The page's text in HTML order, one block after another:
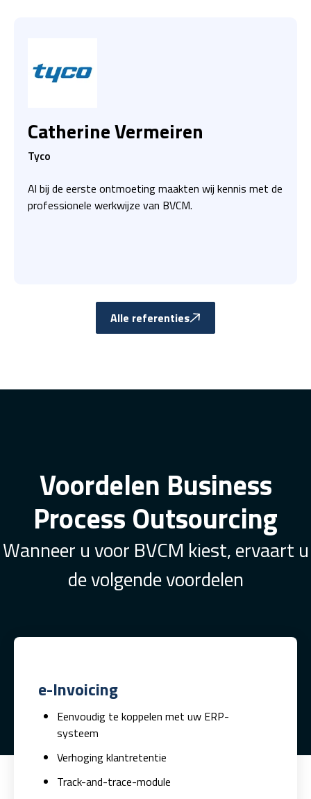
Catherine Vermeiren
Tyco
Al bij de eerste ontmoeting maakten wij kennis met de
professionele werkwijze van BVCM.
Alle referenties
Voordelen Business
Process Outsourcing
Wanneer u voor BVCM kiest, ervaart u
de volgende voordelen
e-Invoicing
Eenvoudig te koppelen met uw ERP-
systeem
Verhoging klantretentie
Track-and-trace-module